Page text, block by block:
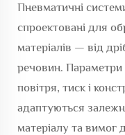
Пневматичні
спроектовані для
матеріалів — від
речовин.
повітря, тиск і
адаптуються
матеріалу та вимог